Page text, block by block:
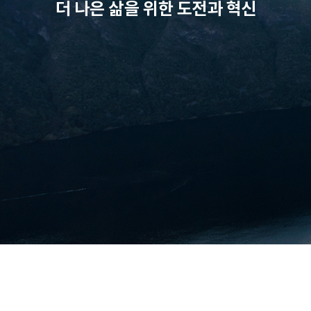
더 나은 삶을 위한 도전과 혁신
네트워크를 넘어, 더 나은 삶의 동반자